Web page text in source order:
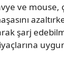
ve mouse,
şarj